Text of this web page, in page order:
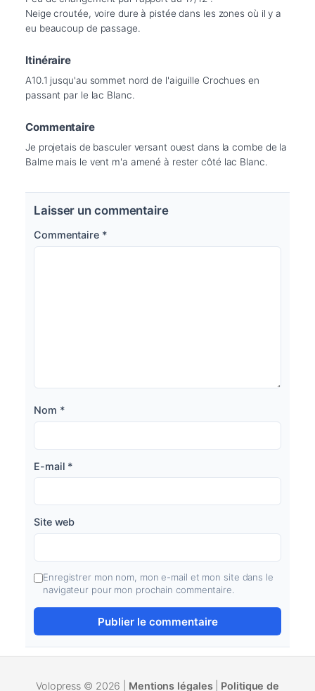
Neige croutée, voire dure à pistée dans les zones où il y a
eu beaucoup de passage.
Itinéraire
A10.1 jusqu'au sommet nord de l'aiguille Crochues en
passant par le lac Blanc.
Commentaire
Je projetais de basculer versant ouest dans la combe de la
Balme mais le vent m'a amené à rester côté lac Blanc.
Laisser un commentaire
Commentaire *
Nom *
E-mail *
Site web
Enregistrer mon nom, mon e-mail et mon site dans le
navigateur pour mon prochain commentaire.
Volopress © 2026 | Mentions légales| Politique de